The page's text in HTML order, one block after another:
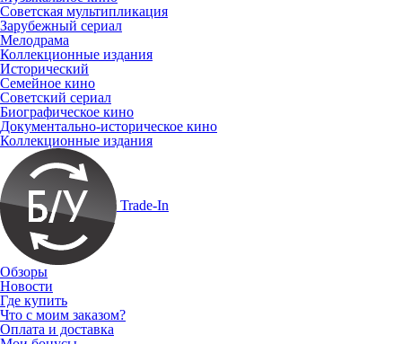
Советская мультипликация
Зарубежный сериал
Мелодрама
Коллекционные издания
Исторический
Семейное кино
Советский сериал
Биографическое кино
Документально-историческое кино
Коллекционные издания
Trade-In
Обзоры
Новости
Где купить
Что с моим заказом?
Оплата и доставка